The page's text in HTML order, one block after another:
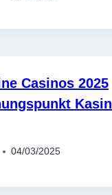
Casinos 2025
04/03/2025